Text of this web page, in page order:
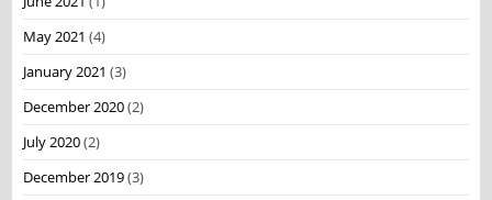
May 2021 (4)
January 2021 (3)
December 2020(2)
July 2020(2)
December 2019(3)